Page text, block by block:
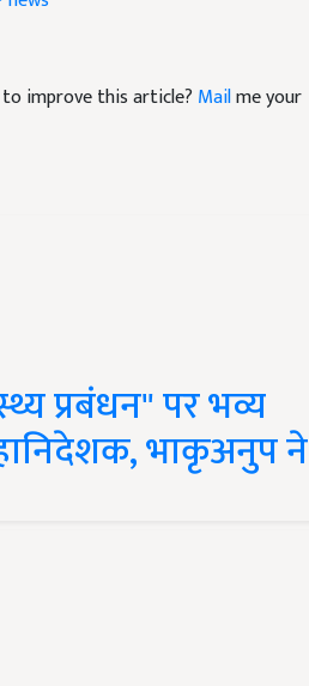
improve this article?
प्रबंधन" पर भव्य
भाकृअनुप ने